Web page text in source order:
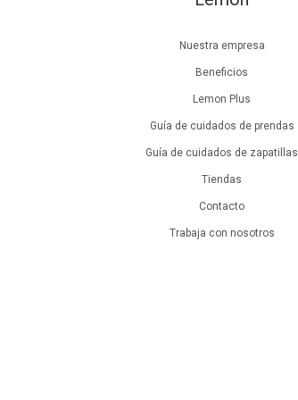
Nuestra empresa
Beneficios
Lemon Plus
Guía de cuidados de prendas
Guía de cuidados de zapatillas
Tiendas
Contacto
Trabaja con nosotros